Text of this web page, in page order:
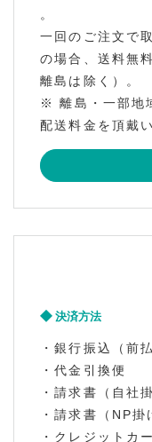
。
一回のご注文で
の場合、送料無
離島は除く）。
※ 離島・一部地
配送料金を頂戴
決済方法
・銀行振込（前
・代金引換便
・請求書（自社
・請求書（NP掛
・クレジットカ